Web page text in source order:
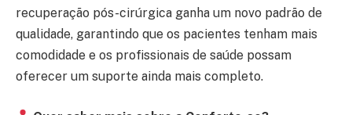
recuperação pós-cirúrgica ganha um novo padrão de
qualidade, garantindo que os pacientes tenham mais
comodidade e os profissionais de saúde possam
oferecer um suporte ainda mais completo.